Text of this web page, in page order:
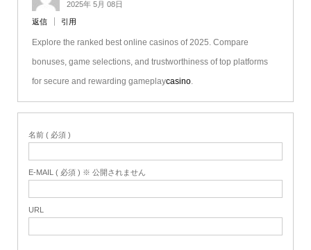
2025年 5月 08日
返信 引用
Explore the ranked best online casinos of 2025. Compare
bonuses, game selections, and trustworthiness of top platforms
for secure and rewarding gameplaycasino.
名前 ( 必須 )
E-MAIL ( 必須 ) ※ 公開されません
URL